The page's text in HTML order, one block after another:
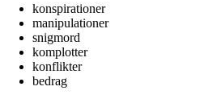
konspirationer
manipulationer
snigmord
komplotter
konflikter
bedrag